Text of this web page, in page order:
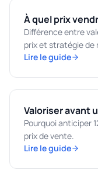
À quel prix
Différence entre
prix et stratégie de
Lire le guide
Valoriser avant
Pourquoi anticiper
prix de vente.
Lire le guide